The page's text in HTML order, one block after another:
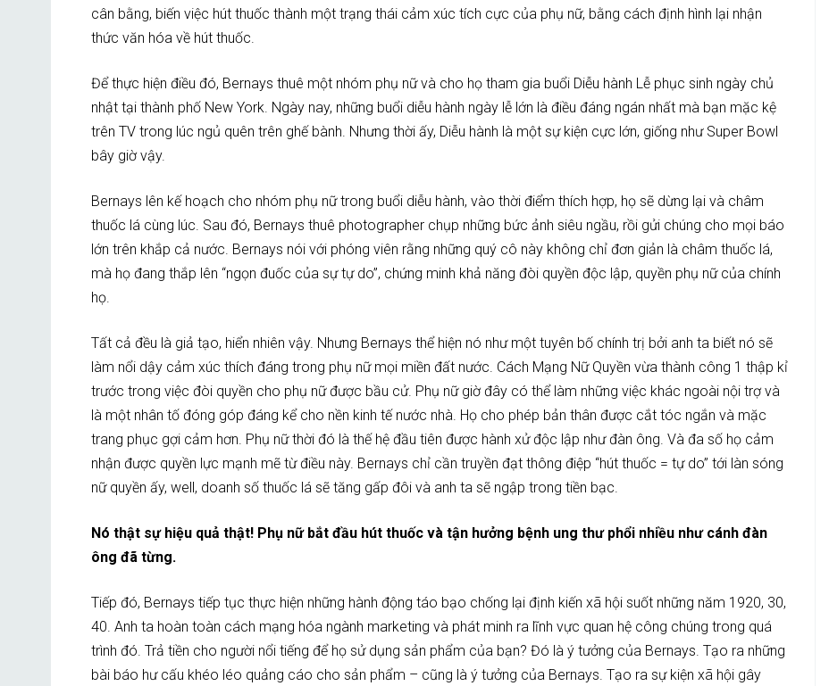
cân bằng, biến việc hút thuốc thành một trạng thái cảm xúc tích cực của phụ nữ, bằng cách định hình lại nhận
thức văn hóa về hút thuốc.
Để thực hiện điều đó, Bernays thuê một nhóm phụ nữ và cho họ tham gia buổi Diễu hành Lễ phục sinh ngày chủ
nhật tại thành phố New York. Ngày nay, những buổi diễu hành ngày lễ lớn là điều đáng ngán nhất mà bạn mặc kệ
trên TV trong lúc ngủ quên trên ghế bành. Nhưng thời ấy, Diễu hành là một sự kiện cực lớn, giống như Super Bowl
bây giờ vậy.
Bernays lên kế hoạch cho nhóm phụ nữ trong buổi diễu hành, vào thời điểm thích hợp, họ sẽ dừng lại và châm
thuốc lá cùng lúc. Sau đó, Bernays thuê photographer chụp những bức ảnh siêu ngầu, rồi gửi chúng cho mọi báo
lớn trên khắp cả nước. Bernays nói với phóng viên rằng những quý cô này không chỉ đơn giản là châm thuốc lá,
mà họ đang thắp lên “ngọn đuốc của sự tự do”, chứng minh khả năng đòi quyền độc lập, quyền phụ nữ của chính
họ.
Tất cả đều là giả tạo, hiển nhiên vậy. Nhưng Bernays thể hiện nó như một tuyên bố chính trị bởi anh ta biết nó sẽ
làm nổi dậy cảm xúc thích đáng trong phụ nữ mọi miền đất nước. Cách Mạng Nữ Quyền vừa thành công 1 thập kỉ
trước trong việc đòi quyền cho phụ nữ được bầu cử. Phụ nữ giờ đây có thể làm những việc khác ngoài nội trợ và
là một nhân tố đóng góp đáng kể cho nền kinh tế nước nhà. Họ cho phép bản thân được cắt tóc ngắn và mặc
trang phục gợi cảm hơn. Phụ nữ thời đó là thế hệ đầu tiên được hành xử độc lập như đàn ông. Và đa số họ cảm
nhận được quyền lực mạnh mẽ từ điều này. Bernays chỉ cần truyền đạt thông điệp “hút thuốc = tự do” tới làn sóng
nữ quyền ấy, well, doanh số thuốc lá sẽ tăng gấp đôi và anh ta sẽ ngập trong tiền bạc.
Nó thật sự hiệu quả thật! Phụ nữ bắt đầu hút thuốc và tận hưởng bệnh ung thư phổi nhiều như cánh đàn
ông đã từng.
Tiếp đó, Bernays tiếp tục thực hiện những hành động táo bạo chống lại định kiến xã hội suốt những năm 1920, 30,
40. Anh ta hoàn toàn cách mạng hóa ngành marketing và phát minh ra lĩnh vực quan hệ công chúng trong quá
trình đó. Trả tiền cho người nổi tiếng để họ sử dụng sản phẩm của bạn? Đó là ý tưởng của Bernays. Tạo ra những
bài báo hư cấu khéo léo quảng cáo cho sản phẩm – cũng là ý tưởng của Bernays. Tạo ra sự kiện xã hội gây